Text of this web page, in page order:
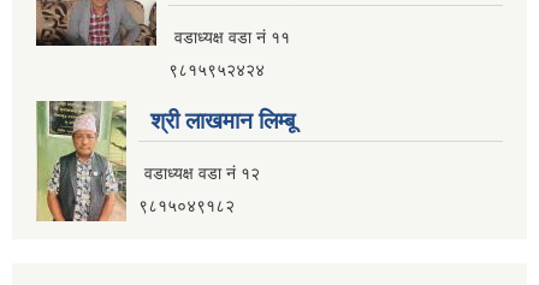
वडाध्यक्ष वडा नं ११
९८१५९५२४२४
श्री लाखमान लिम्बू
वडाध्यक्ष वडा नं १२
९८१५०४९१८२